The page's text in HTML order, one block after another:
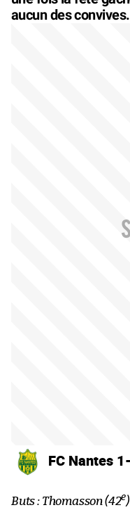
aucun des convives.
FC Nantes
Buts : Thomasson (42e